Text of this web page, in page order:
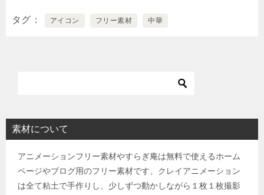
タグ アイコン フリー素材 中華
素材について
アニメーションフリー素材やすらぎ庵は無料で使えるホーム
ページやブログ用のフリー素材です、クレイアニメーション
は全て粘土で手作りし、少しずつ動かしながら１枚１枚撮影